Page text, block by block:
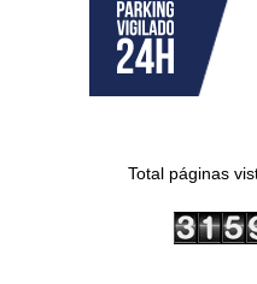
Total páginas